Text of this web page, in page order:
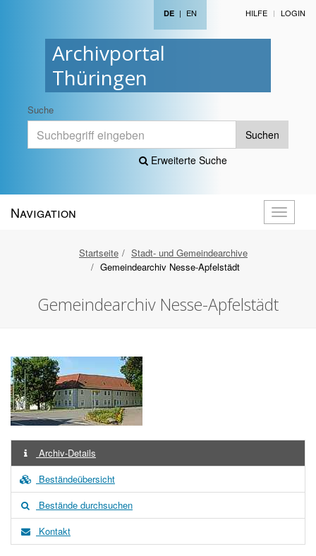
Archivportal
Thüringen
DE | EN HILFE LOGIN
Suche
Suchen
Erweiterte Suche
öffnen
Navigation
Startseite
Stadt- und Gemeindearchive
Gemeindearchiv Nesse-Apfelstädt
Gemeindearchiv Nesse-Apfelstädt
Archiv-Details
Beständeübersicht
Bestände durchsuchen
Kontakt